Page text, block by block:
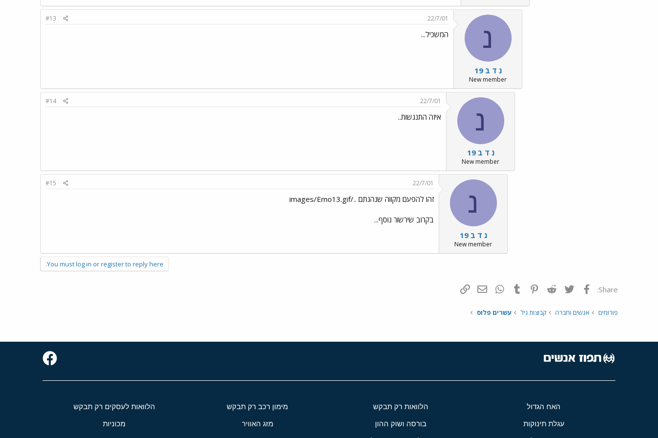
נ
נ ד ב 19
New member
22/7/01
#13
המשכיל...
נ
נ ד ב 19
New member
22/7/01
#14
איזה התנגשות..
נ
נ ד ב 19
New member
22/7/01
#15
זהו להפעם מקווה שנהנתם ../images/Emo13.gif
בקרוב שירשור נוסף...
You must log in or register to reply here.
Share: פייסבוק Twitter
Reddit
Pinterest
Tumblr
WhatsAppדואר אלקטרוני
פורומים אנשים וחברה קבוצות גיל עשרים פלוס
האח הגדול הלוואות רק תבקש מימון רכב רק תבקש הלוואות לעסקים רק תבקש
עגלת תינוקות בורסה ושוק ההון מזג האוויר מכוניות